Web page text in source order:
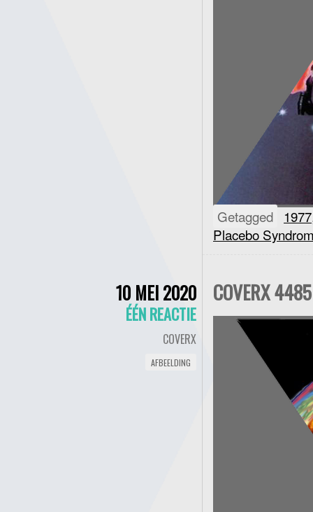
Getagged 1977
Placebo
10 MEI 2020
ÉÉN REACTIE
COVERX
AFBEELDING
COVERX